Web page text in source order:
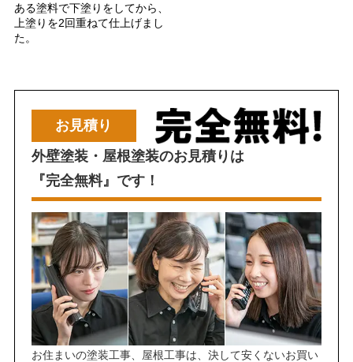
ある塗料で下塗りをしてから、
上塗りを2回重ねて仕上げまし
た。
お見積り
外壁塗装・屋根塗装のお見積りは
『完全無料』です！
お住まいの塗装工事、屋根工事は、決して安くないお買い